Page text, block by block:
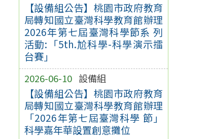
【設備組公告】桃園市政府教育
局轉知國立臺灣科學教育館辦理
2026年第七屆臺灣科學節系 列
活動:「5th.尬科學-科學演示擂
台賽」
2026-06-10 設備組
【設備組公告】桃園市政府教育
局轉知國立臺灣科學教育館辦理
「2026年第七屆臺灣科學 節」
科學嘉年華設置創意攤位